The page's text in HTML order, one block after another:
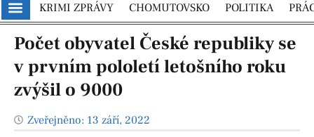
KRIMI ZPRÁVY CHOMUTOVSKO POLITIKA
Počet obyvatel České republiky se
v prvním pololetí letošního roku
zvýšil o 9000
Zveřejněno: 13 září, 2022